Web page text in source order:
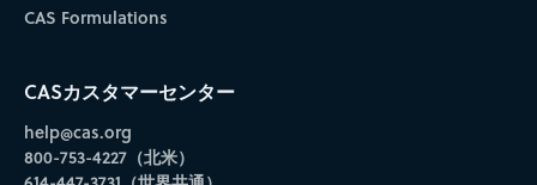
CAS Formulations
CASカスタマーセンター
help@cas.org
800-753-4227（北米）